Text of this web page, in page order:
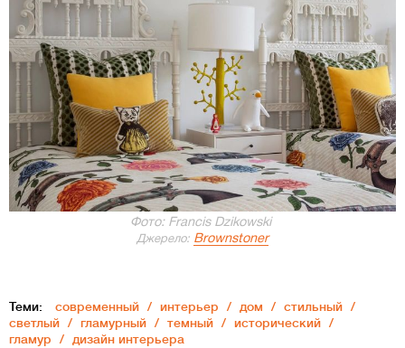
Фото: Francis Dzikowski
Джерело: Brownstoner
Теми: современный интерьер дом
стильный
светлый
гламурный темный
исторический
гламур
дизайн интерьера